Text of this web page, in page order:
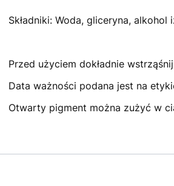
Składniki: Woda, gliceryna,
Przed użyciem dokładnie
Data ważności podana jest na
Otwarty pigment można zużyć w